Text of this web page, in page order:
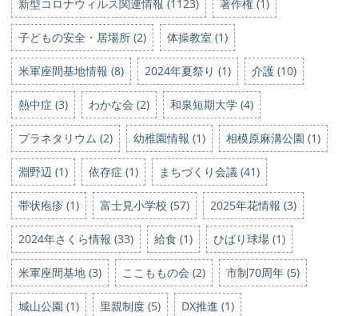
新型コロナウィルス関連情報 (1123) 著作権 (1)
子どもの安全・居場所 (2) 体操教室 (1)
米軍座間基地情報 (8) 2024年夏祭り (1) 介護 (10)
熱中症 (3) わかな会 (2) 和泉短期大学 (4)
プラネタリウム (2) 幼稚園情報 (1) 相模原麻溝公園 (1)
淵野辺 (1) 依存症 (1) まちづくり会議 (41)
帯状疱疹 (1) 富士見小学校 (57) 2025年花情報 (3)
2024年さくら情報 (33) 給食 (1) ひばり球場 (1)
米軍座間基地 (3) ここももの会 (2) 市制70周年 (5)
城山公園 (1) 里親制度 (5) DX推進 (1)